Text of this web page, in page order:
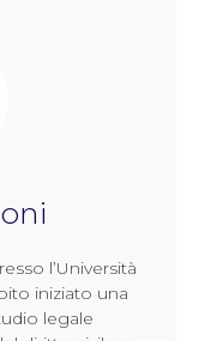
l’Università
iniziato una
legale